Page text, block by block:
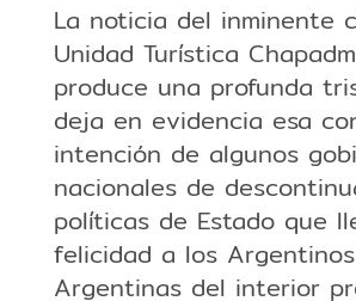
La noticia del inminente
Unidad Turística
produce una profunda
deja en evidencia esa
intención de algunos
nacionales de
políticas de Estado que
felicidad a los
Argentinas del interior